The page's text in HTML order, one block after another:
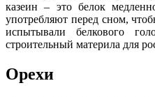
казеин – это белок
употребляют перед сном,
испытывали белкового
строительный материла для
Орехи